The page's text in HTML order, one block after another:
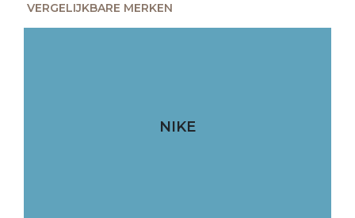
VERGELIJKBARE MERKEN
NIKE